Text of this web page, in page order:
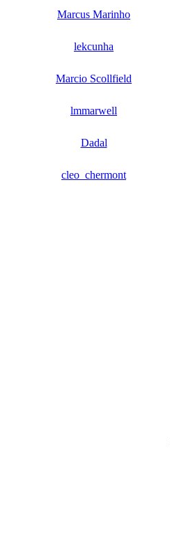
Marcus Marinho
lekcunha
Marcio Scollfield
lmmarwell
Dadal
cleo_chermont